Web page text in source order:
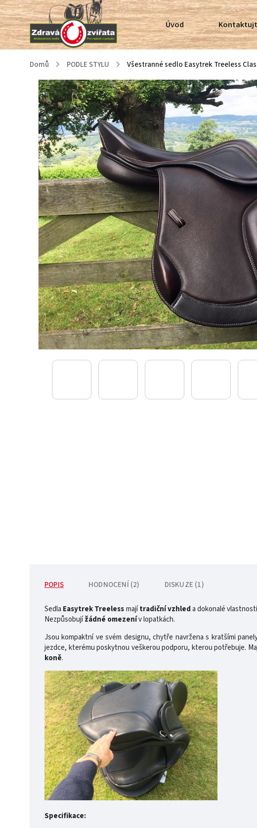
Úvod
Domů / PODLE STYLU / Všestranné sedlo Easytrek Treeless
POPIS HODNOCENÍ (2) DISKUZE (1)
Sedla Easytrek Treelessmajítradiční vzhleda dokonalé
Nezpůsobujížádné omezenív lopatkách.
Jsou kompaktní ve svém designu, chytře navržena s kratšími
jezdce, kterému poskytnou veškerou podporu, kterou potřebuje.
koně.
Specifikace: